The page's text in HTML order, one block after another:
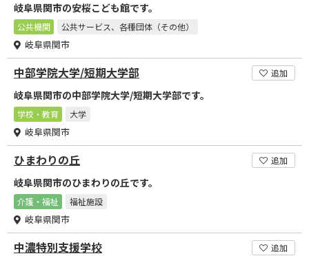
岐阜県関市の安桜こども館です。
公共機関 公共サービス、各種団体（その他）
岐阜県関市
中部学院大学/短期大学部 追加
岐阜県関市の中部学院大学/短期大学部です。
学校・教育 大学
岐阜県関市
ひまわりの丘 追加
岐阜県関市のひまわりの丘です。
介護・福祉 福祉施設
岐阜県関市
中濃特別支援学校 追加